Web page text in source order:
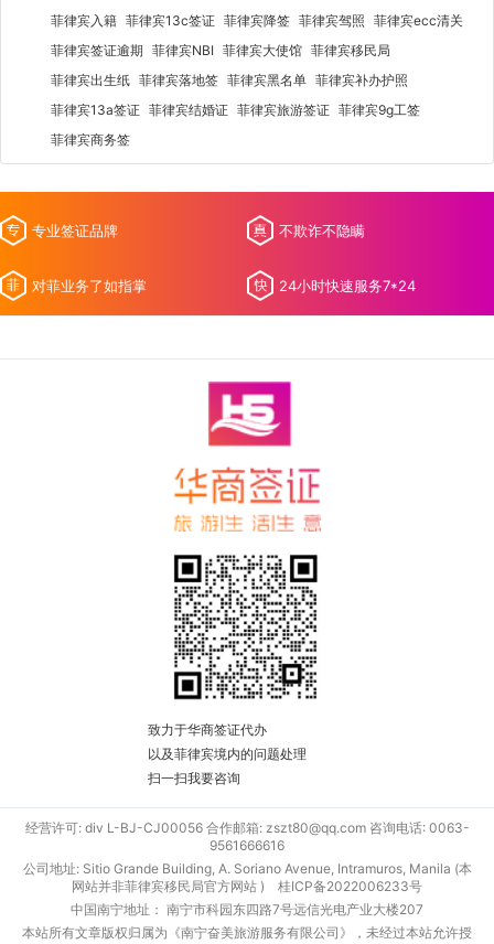
菲律宾入籍 菲律宾13c签证 菲律宾降签 菲律宾驾照 菲律宾ecc清关
菲律宾签证逾期 菲律宾NBI 菲律宾大使馆 菲律宾移民局
菲律宾出生纸 菲律宾落地签 菲律宾黑名单 菲律宾补办护照
菲律宾13a签证 菲律宾结婚证 菲律宾旅游签证 菲律宾9g工签
菲律宾商务签
专业签证品牌 不欺诈不隐瞒
对菲业务了如指掌 24小时快速服务7*24
致力于华商签证代办
以及菲律宾境内的问题处理
扫一扫我要咨询
经营许可: div L-BJ-CJ00056 合作邮箱: zszt80@qq.com 咨询电话: 0063-
9561666616
公司地址: Sitio Grande Building, A. Soriano Avenue, Intramuros, Manila (本
网站并非菲律宾移民局官方网站 ) 桂ICP备2022006233号
中国南宁地址： 南宁市科园东四路7号远信光电产业大楼207
本站所有文章版权归属为《南宁奋美旅游服务有限公司》，未经过本站允许授